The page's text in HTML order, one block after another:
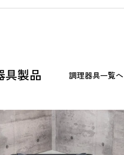
具製品 調理器具一覧へ